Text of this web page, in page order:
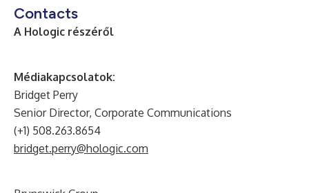
Contacts
A Hologic részéről
Médiakapcsolatok:
Bridget Perry
Senior Director, Corporate Communications
(+1) 508.263.8654
bridget.perry@hologic.com